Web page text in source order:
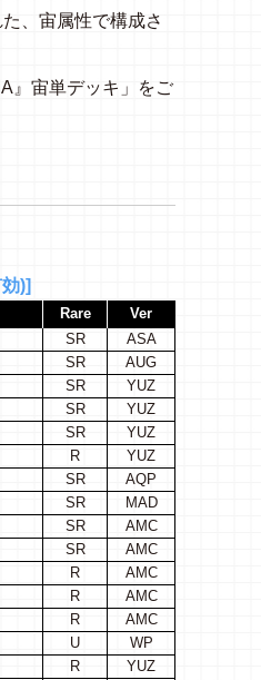
、宙属性で構成さ
』宙単デッキ」をご
)]
Rare
Ver
SR
ASA
SR
AUG
SR
YUZ
SR
YUZ
SR
YUZ
R
YUZ
SR
AQP
SR
MAD
SR
AMC
SR
AMC
R
AMC
R
AMC
R
AMC
U
WP
R
YUZ